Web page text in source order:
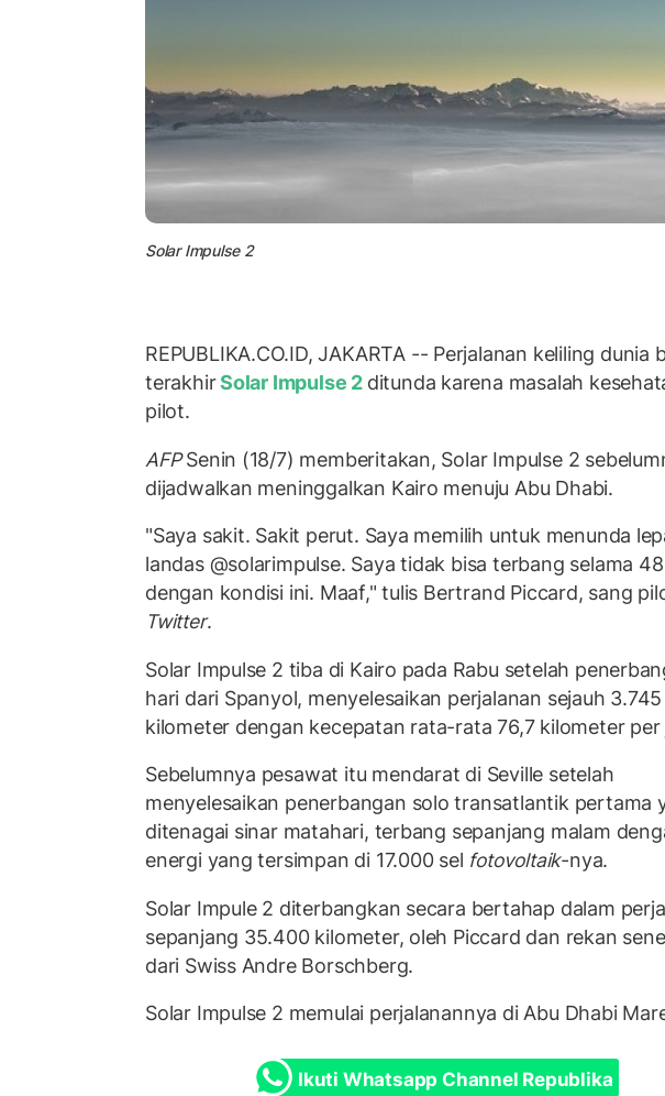
Solar Impulse 2
REPUBLIKA.CO.ID, JAKARTA -- Perjalanan keliling dunia
terakhirSolar Impulse 2 ditunda karena masalah
pilot.
AFPSenin (18/7) memberitakan, Solar Impulse 2
dijadwalkan meninggalkan Kairo menuju Abu Dhabi.
"Saya sakit. Sakit perut. Saya memilih untuk menunda
landas @solarimpulse. Saya tidak bisa terbang selama
dengan kondisi ini. Maaf," tulis Bertrand Piccard, sang
Twitter.
Solar Impulse 2 tiba di Kairo pada Rabu setelah
hari dari Spanyol, menyelesaikan perjalanan sejauh 3.745
kilometer dengan kecepatan rata-rata 76,7 kilometer per
Sebelumnya pesawat itu mendarat di Seville setelah
menyelesaikan penerbangan solo transatlantik pertama
ditenagai sinar matahari, terbang sepanjang malam
energi yang tersimpan di 17.000 sel fotovoltaik-nya.
Solar Impule 2 diterbangkan secara bertahap dalam
sepanjang 35.400 kilometer, oleh Piccard dan rekan
dari Swiss Andre Borschberg.
Solar Impulse 2 memulai perjalanannya di Abu Dhabi
Ikuti Whatsapp Channel Republika